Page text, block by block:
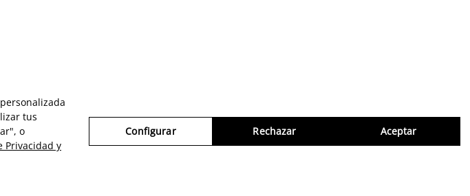
tus
o
Privacidad y
Configurar Rechazar Aceptar